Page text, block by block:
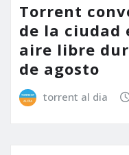
Torrent
de la ciudad
aire libre
de agosto
torrent al dia